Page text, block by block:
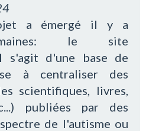
a émergé il y a
le site
s'agit d'une base de
à centraliser des
scientifiques, livres,
publiées par des
de l'autisme ou